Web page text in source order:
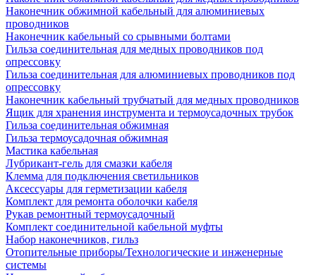
Наконечник обжимной кабельный для алюминиевых
проводников
Наконечник кабельный со срывными болтами
Гильза соединительная для медных проводников под
опрессовку
Гильза соединительная для алюминиевых проводников под
опрессовку
Наконечник кабельный трубчатый для медных проводников
Ящик для хранения инструмента и термоусадочных трубок
Гильза соединительная обжимная
Гильза термоусадочная обжимная
Мастика кабельная
Лубрикант-гель для смазки кабеля
Клемма для подключения светильников
Аксессуары для герметизации кабеля
Комплект для ремонта оболочки кабеля
Рукав ремонтный термоусадочный
Комплект соединительной кабельной муфты
Набор наконечников, гильз
Отопительные приборы/Технологические и инженерные
системы